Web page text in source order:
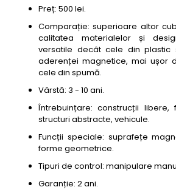
Preț: 500 lei.
Comparație: superioare altor
calitatea materialelor și
versatile decât cele din plastic
aderenței magnetice, mai ușor
cele din spumă.
Vârstă: 3 - 10 ani.
Întrebuințare: construcții libere,
structuri abstracte, vehicule.
Funcții speciale: suprafețe
forme geometrice.
Tipuri de control: manipulare
Garanție: 2 ani.